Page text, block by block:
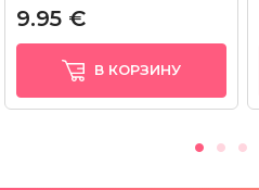
9.95 €
В КОРЗИНУ